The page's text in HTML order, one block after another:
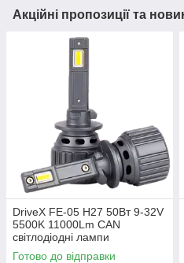
Акційні пропозиції та
DriveX FE-05 H27 50Вт 9-32V
5500K 11000Lm CAN
світлодіодні лампи
Готово до відправки